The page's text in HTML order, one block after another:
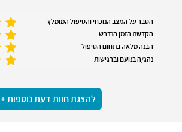
הסבר על המצב הנוכחי והטיפול המומלץ
הקדשת הזמן הנדרש
הבנה מלאה בתחום הטיפול
נהג/ה בנועם וברגישות
להצגת חוות דעת נוספות +